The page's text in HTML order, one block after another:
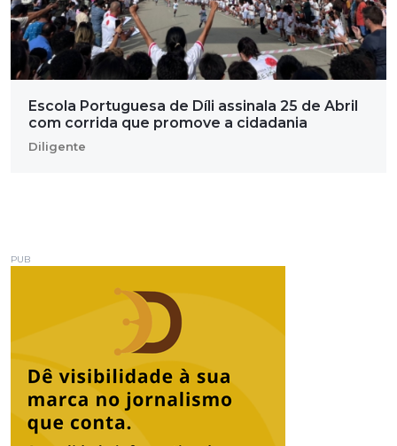
Escola Portuguesa de Díli assinala 25 de Abril
com corrida que promove a cidadania
Diligente
PUB